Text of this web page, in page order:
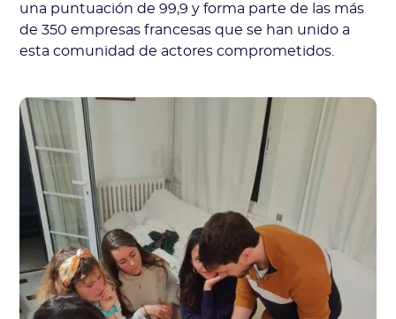
una puntuación de 99,9 y forma parte de las más
de 350 empresas francesas que se han unido a
esta comunidad de actores comprometidos.